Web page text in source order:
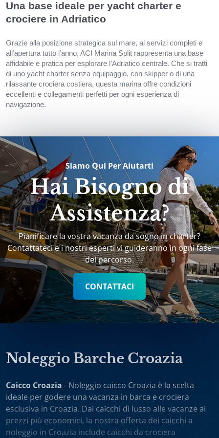
Una base ideale per yacht charter e
crociere in Adriatico
Grazie alla posizione strategica sul mare, ai servizi completi e
all’apertura tutto l’anno, ACI Marina Split rappresenta una base
affidabile e pratica per esplorare l’Adriatico centrale. Che si tratti
di uno yacht charter senza equipaggio, con skipper o di una
rilassante crociera costiera, questa marina offre condizioni
eccellenti e collegamenti perfetti per ogni esperienza di
navigazione.
Siamo Qui Per Aiutarti
Hai Bisogno di
Assistenza?
Pianificare la vostra vacanza da sogno in charter?
Contattateci e i nostri esperti vi guideranno in ogni fase
del percorso.
CONTATTACI
Noleggio Barche Croazia
Caicco Croazia - Noleggio caicco Croazia è la scelta
ideale per godere una vacanza in barca e crociera
esclusiva in Croazia. Dai caicchi di lusso alle vacanze ai
prezzi più economici, la nostra offerta dei caicchi a
noleggio in Croazia include caicchi da crociera